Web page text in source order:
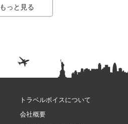
もっと見る
トラベルボイスについて
会社概要